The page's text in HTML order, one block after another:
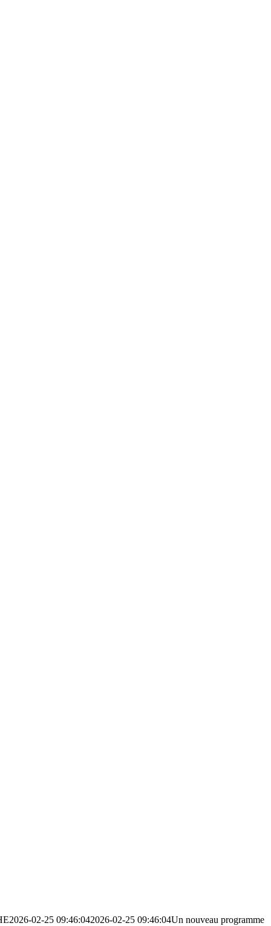
2026-02-25 09:46:042026-02-25 09:46:04Un nouveau programme